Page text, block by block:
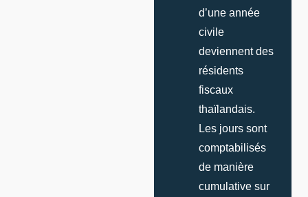
d’une année
civile
deviennent des
résidents
fiscaux
thaïlandais.
Les jours sont
comptabilisés
de manière
cumulative sur